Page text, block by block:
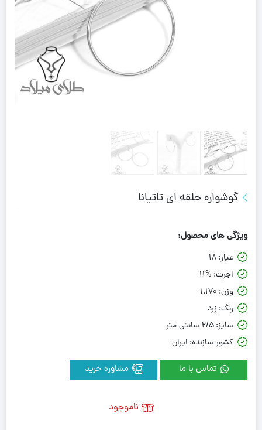
گوشواره حلقه ای تاتیانا
ویژگی های محصول:
عیار:18
اجرت: 11%
وزن: 1.170
رنگ: زرد
سایز:2/5 سانتی متر
کشور سازنده: ایران
تماس با ما
ناموجود